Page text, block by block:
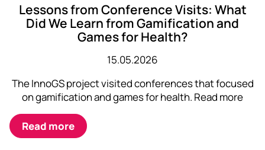
Lessons from Conference Visits: What
Did We Learn from Gamification and
Games for Health?
15.05.2026
The InnoGS project visited conferences that focused
on gamification and games for health. Read more
Read more